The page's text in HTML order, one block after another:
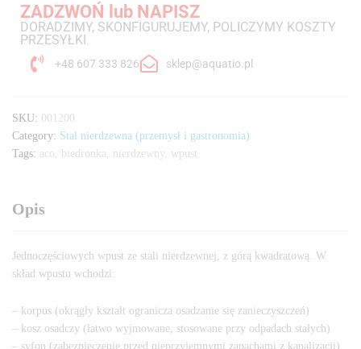
ZADZWOŃ lub NAPISZ
DORADZIMY, SKONFIGURUJEMY, POLICZYMY KOSZTY
PRZESYŁKI
+48 607 333 826 sklep@aquatio.pl
SKU: 001200
Category: Stal nierdzewna (przemysł i gastronomia)
Tags: aco biedronka nierdzewny wpust
Opis
Jednoczęściowych wpust ze stali nierdzewnej, z górą kwadratową. W
skład wpustu wchodzi:
– korpus (okrągły kształt ogranicza osadzanie się zanieczyszczeń)
– kosz osadczy (łatwo wyjmowane, stosowane przy odpadach stałych)
– syfon (zabezpieczenie przed nieprzyjemnymi zapachami z kanalizacji)